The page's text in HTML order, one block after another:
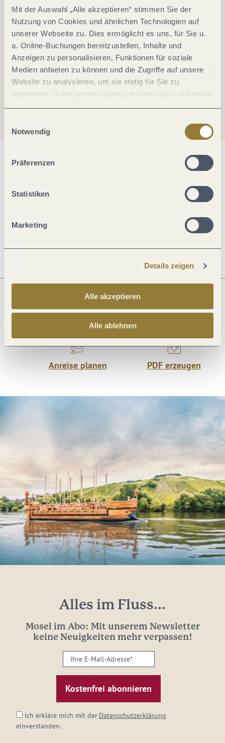
Mit der Auswahl „Alle akzeptieren“ stimmen Sie der
Nutzung von Cookies und ähnlichen Technologien auf
unserer Webseite zu. Dies ermöglicht es uns, für Sie u.
a. Online-Buchungen bereitzustellen, Inhalte und
Anzeigen zu personalisieren, Funktionen für soziale
Medien anbieten zu können und die Zugriffe auf unsere
Website zu analysieren, um sie stetig für Sie zu
optimieren. Dabei werden Daten an Dritte auch außerhalb
jederzeit widerrufen werden. Mit der Auswahl "Alle
ablehnen" kann es zu Beeinträchtigungen in der Nutzung
Notwendig
Präferenzen
Statistiken
Marketing
Details zeigen
Alle akzeptieren
Alle ablehnen
Allgemeine Informationen
Was möchtest du als nächstes tun?
Anreise planen PDF erzeugen
Alles im Fluss...
Mosel im Abo: Mit unserem Newsletter
keine Neuigkeiten mehr verpassen!
Ihre
E-
Mail-
Adresse:
Ich erkläre mich mit der Datenschutzerklärung
einverstanden.